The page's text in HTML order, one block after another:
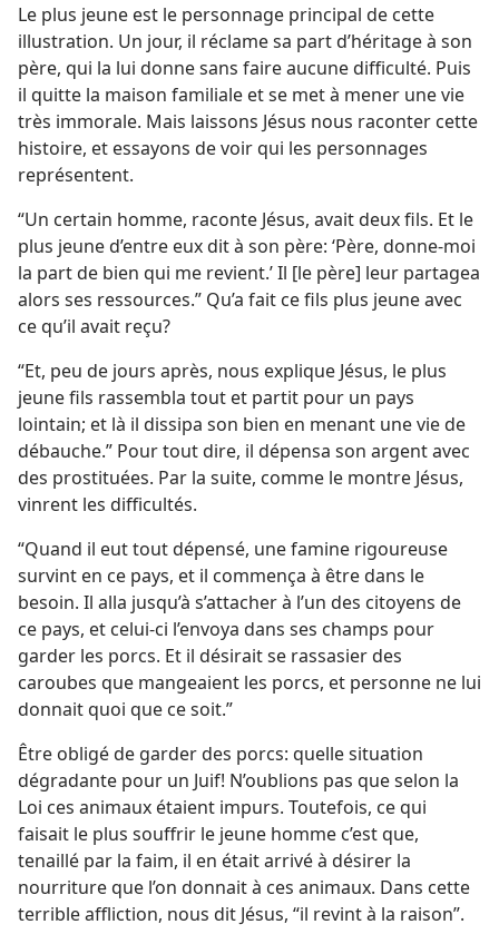
La Tour de Garde annonce le Royaume de Jéhovah 1964
Le plus jeune est le personnage principal de cette
illustration. Un jour, il réclame sa part d’héritage à son
père, qui la lui donne sans faire aucune difficulté. Puis
il quitte la maison familiale et se met à mener une vie
très immorale. Mais laissons Jésus nous raconter cette
histoire, et essayons de voir qui les personnages
représentent.
“Un certain homme, raconte Jésus, avait deux fils. Et le
plus jeune d’entre eux dit à son père: ‘Père, donne-moi
la part de bien qui me revient.’ Il [le père] leur partagea
alors ses ressources.” Qu’a fait ce fils plus jeune avec
ce qu’il avait reçu?
“Et, peu de jours après, nous explique Jésus, le plus
jeune fils rassembla tout et partit pour un pays
lointain; et là il dissipa son bien en menant une vie de
débauche.” Pour tout dire, il dépensa son argent avec
des prostituées. Par la suite, comme le montre Jésus,
vinrent les difficultés.
“Quand il eut tout dépensé, une famine rigoureuse
survint en ce pays, et il commença à être dans le
besoin. Il alla jusqu’à s’attacher à l’un des citoyens de
ce pays, et celui-ci l’envoya dans ses champs pour
garder les porcs. Et il désirait se rassasier des
caroubes que mangeaient les porcs, et personne ne lui
donnait quoi que ce soit.”
Être obligé de garder des porcs: quelle situation
dégradante pour un Juif! N’oublions pas que selon la
Loi ces animaux étaient impurs. Toutefois, ce qui
faisait le plus souffrir le jeune homme c’est que,
tenaillé par la faim, il en était arrivé à désirer la
nourriture que l’on donnait à ces animaux. Dans cette
terrible affliction, nous dit Jésus, “il revint à la raison”.